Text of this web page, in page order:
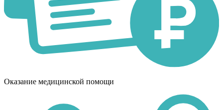
Оказание медицинской помощи